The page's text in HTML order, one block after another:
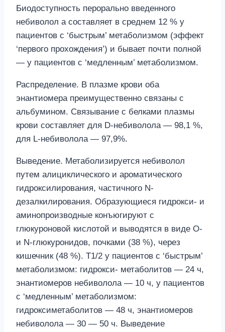
Биодоступность перорально введенного
небиволол а составляет в среднем 12 % у
пациентов с ‘быстрым’ метаболизмом (эффект
‘первого прохождения’) и бывает почти полной
— у пациентов с ‘медленным’ метаболизмом.
Распределение. В плазме крови оба
энантиомера преимущественно связаны с
альбумином. Связывание с белками плазмы
крови составляет для D-небиволола — 98,1 %,
для L-небиволола — 97,9%.
Выведение. Метаболизируется небиволол
путем алициклического и ароматического
гидроксилирования, частичного N-
дезалкилирования. Образующиеся гидрокси- и
аминопроизводные конъюгируют с
глюкуроновой кислотой и выводятся в виде О-
и N-глюкуронидов, почками (38 %), через
кишечник (48 %). Т1/2 у пациентов с ‘быстрым’
метаболизмом: гидрокси- метаболитов — 24 ч,
энантиомеров небиволола — 10 ч, у пациентов
с ‘медленным’ метаболизмом:
гидроксиметаболитов — 48 ч, энантиомеров
небиволола — 30 — 50 ч. Выведение